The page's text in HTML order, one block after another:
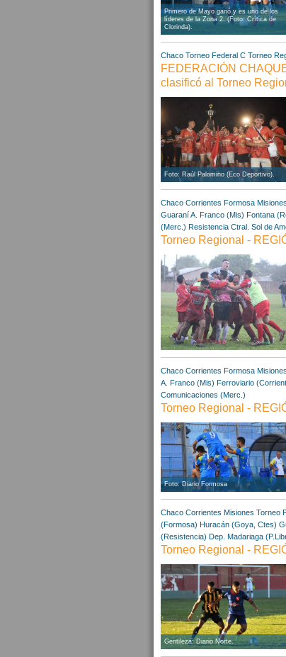
Primero de Mayo ganó y es uno de los
líderes de la Zona 2. (Foto: Crítica de
Clorinda).
Chaco Torneo Federal C Torneo
FEDERACIÓN
clasificó al Torneo
Foto: Raúl Palomino (Eco Deportivo).
Chaco Corrientes Formosa Misiones
Guaraní A. Franco (Mis) Fontana
(Merc.) Resistencia Ctral. Sol de
Torneo Regional -
Chaco Corrientes Formosa Misiones
A. Franco (Mis) Ferroviario
Comunicaciones (Merc.)
Torneo Regional -
Foto: Diario Formosa
Chaco Corrientes Misiones Torneo
(Formosa) Huracán (Goya, Ctes)
(Resistencia) Dep. Madariaga
Torneo Regional -
Gentileza: Diario Norte.